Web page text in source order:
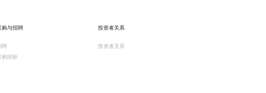
购与招聘
聘
购招标
投资者关系
投资者关系